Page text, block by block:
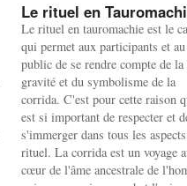
Le rituel en
Le rituel en tauromachie est le
qui permet aux participants et au
public de se rendre compte de la
gravité et du symbolisme de la
corrida. C'est pour cette raison
est si important de respecter et
s'immerger dans tous les
rituel. La corrida est un voyage
cœur de l'âme ancestrale de